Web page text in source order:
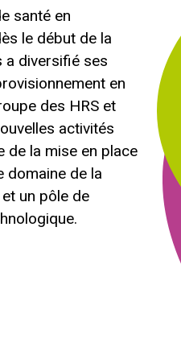
santé en
le début de la
a diversifié ses
en
des HRS et
activités
de la mise en place
domaine de la
un pôle de